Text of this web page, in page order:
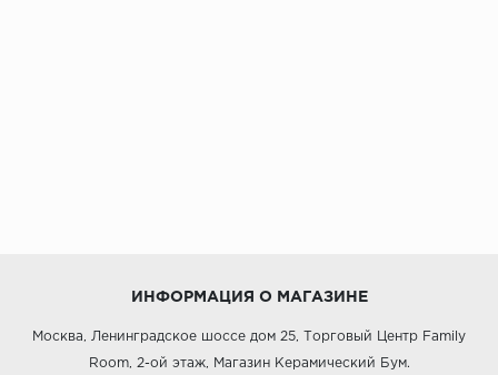
ИНФОРМАЦИЯ О МАГАЗИНЕ
Москва, Ленинградское шоссе дом 25, Торговый Центр Family
Room, 2-ой этаж, Магазин Керамический Бум.